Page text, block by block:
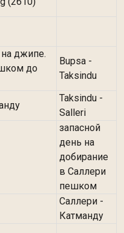
на джипе.
до
Bupsa -
Taksindu
Taksindu -
Salleri
запасной
день на
добирание
в Саллери
пешком
Саллери -
Катманду